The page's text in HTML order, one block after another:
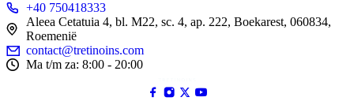
+40 750418333
Aleea Cetatuia 4, bl. M22, sc. 4, ap. 222, Boekarest, 060834,
Roemenië
contact@tretinoins.com
Ma t/m za: 8:00 - 20:00